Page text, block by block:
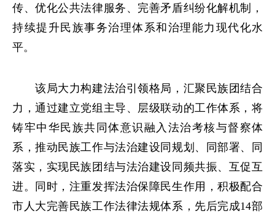
传、优化公共法律服务、完善矛盾纠纷化解机制，
持续提升民族事务治理体系和治理能力现代化水
平。
该局大力构建法治引领格局，汇聚民族团结合
力，通过建立党组主导、层级联动的工作体系，将
铸牢中华民族共同体意识融入法治考核与督察体
系，推动民族工作与法治建设同规划、同部署、同
落实，实现民族团结与法治建设同频共振、互促互
进。同时，注重发挥法治保障民生作用，积极配合
市人大完善民族工作法律法规体系，先后完成14部